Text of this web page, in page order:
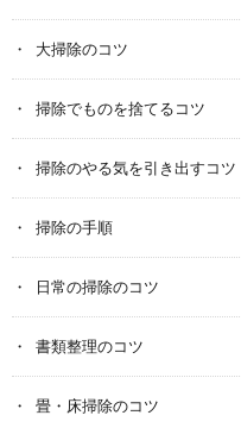
大掃除のコツ
掃除でものを捨てるコツ
掃除のやる気を引き出すコツ
掃除の手順
日常の掃除のコツ
書類整理のコツ
畳・床掃除のコツ